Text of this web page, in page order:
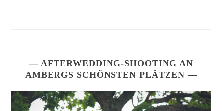
— AFTERWEDDING-SHOOTING AN
AMBERGS SCHÖNSTEN PLÄTZEN —